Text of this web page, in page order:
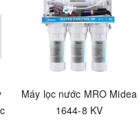
Máy lọc nước MRO Midea
1644-8 KV